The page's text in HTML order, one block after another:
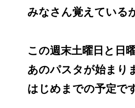
みなさん覚えている
この週末土曜日と日
あのパスタが始まり
はじめまでの予定で